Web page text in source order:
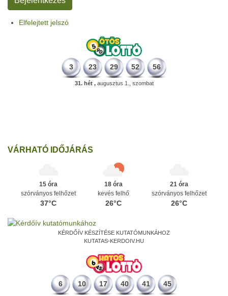
Elfelejtett jelszó
3 23 29 52 56
31. hét ,augusztus 1., szombat
VÁRHATÓ IDŐJÁRÁS
15 óra
szórványos felhőzet
37°C
18 óra
kevés felhő
26°C
21 óra
szórványos felhőzet
26°C
KÉRDŐÍV KÉSZÍTÉSE KUTATÓMUNKÁHOZ
KUTATAS-KERDOIV.HU
6 10 17 40 41 45